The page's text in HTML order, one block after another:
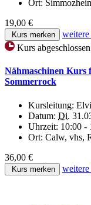
Ort:
19,00 €
Kurs merken
Kurs abgeschlossen
Nähmaschinen Kurs
Sommerrock
Kursleitung:
Datum: Di.
Uhrzeit: 10:00 -
Ort: Calw, vhs,
36,00 €
Kurs merken